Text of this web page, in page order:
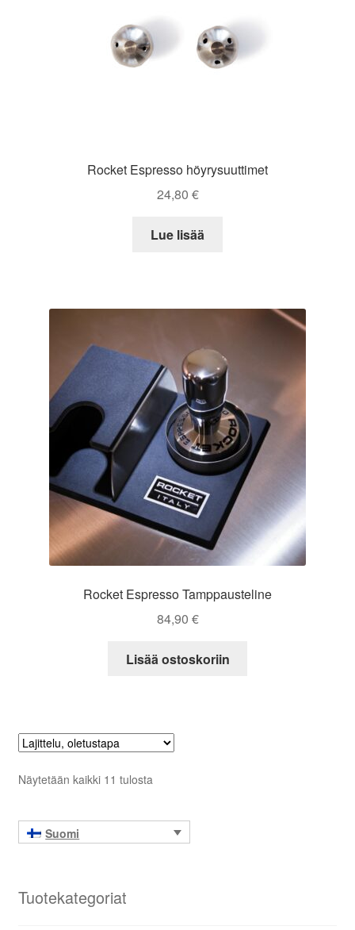
Rocket Espresso höyrysuuttimet
24,80 €
Lue lisää
Rocket Espresso Tamppausteline
84,90 €
Lisää ostoskoriin
Näytetään kaikki 11 tulosta
Suomi
Tuotekategoriat